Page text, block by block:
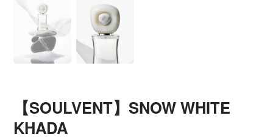
【SOULVENT】SNOW WHITE
KHADA